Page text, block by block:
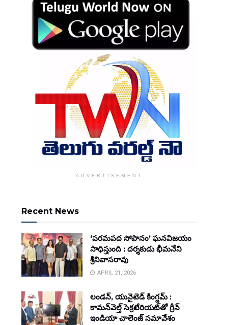
ADVERTISEMENT
Recent News
‘పరమపద సోపానం’ ఘనవిజయం
సాధిస్తుంది : దర్శకుడు భీమనేని
శ్రీనివాసరావు
APRIL 21, 2026
లండన్, యునైటెడ్ కింగ్డమ్ :
కామన్‌వెల్త్ సెక్రటేరియట్‌తో గ్రీన్
ఇండియా చాలెంజ్ సమావేశం